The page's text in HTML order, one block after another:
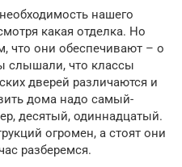
нашего
какая отделка. Но
что они обеспечивают – о
слышали, что классы
дверей различаются и
дома надо самый-
десятый, одиннадцатый.
огромен, а стоят они
разберемся.